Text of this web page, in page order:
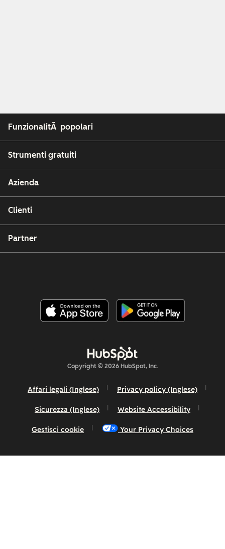
FunzionalitÃ popolari
Strumenti gratuiti
Azienda
Clienti
Partner
Copyright © 2026 HubSpot, Inc.
Affari legali (Inglese) Privacy policy (Inglese)
Sicurezza (Inglese) Website Accessibility
Gestisci cookie Your Privacy Choices